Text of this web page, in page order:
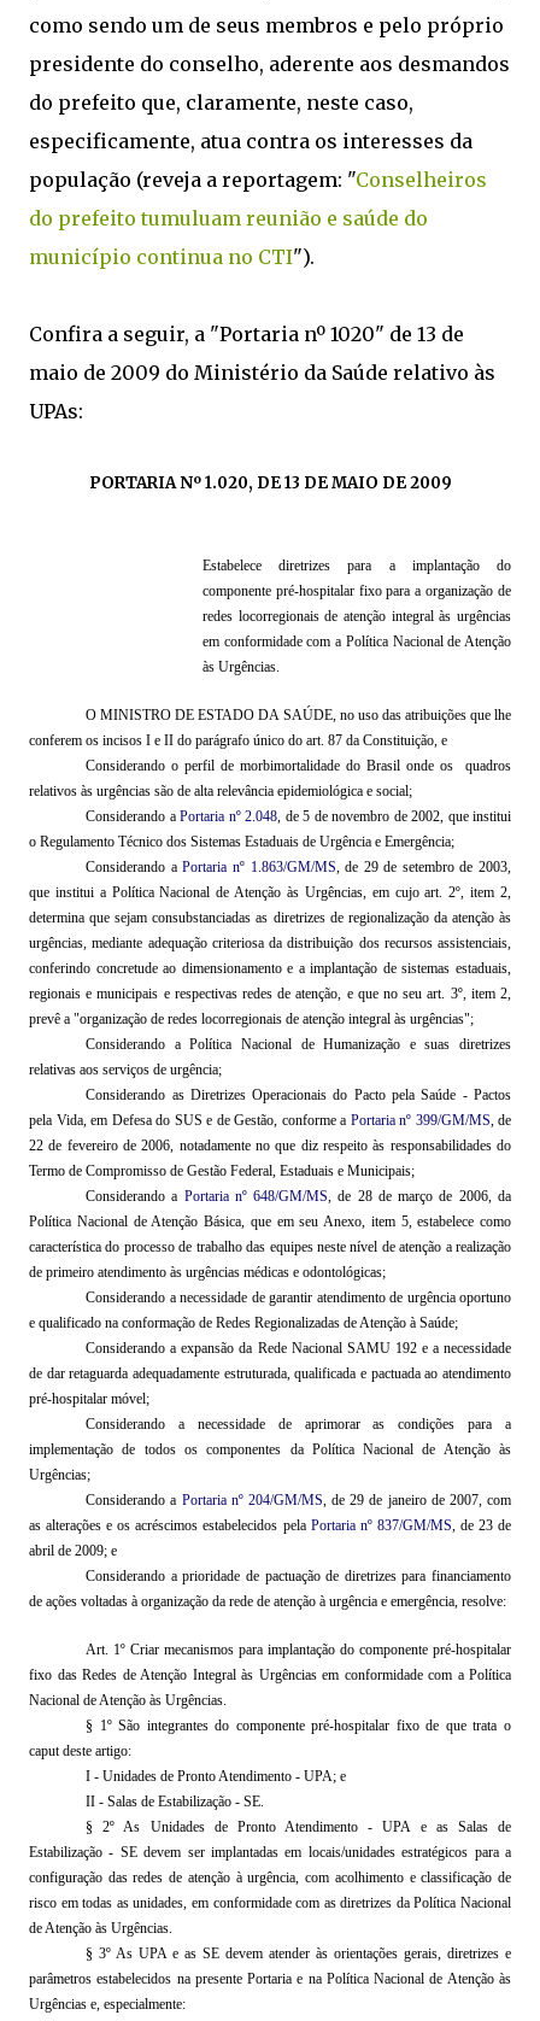
como sendo um de seus membros e pelo próprio
presidente do conselho, aderente aos desmandos
do prefeito que, claramente, neste caso,
especificamente, atua contra os interesses da
população (reveja a reportagem: "Conselheiros
do prefeito tumuluam reunião e saúde do
município continua no CTI").
Confira a seguir, a "Portaria nº 1020" de 13 de
maio de 2009 do Ministério da Saúde relativo às
UPAs:
PORTARIA Nº 1.020, DE 13 DE MAIO DE 2009
Estabelece diretrizes para a implantação do
componente pré-hospitalar fixo para a organização de
redes locorregionaisde atenção integral às urgências
em conformidade com a Política Nacional de Atenção
às Urgências.
O MINISTRO DE ESTADO DA SAÚDE, no uso das atribuições que lhe
conferem os incisos I e II do parágrafo único do art. 87 da Constituição, e
Considerando o perfil demorbimortalidade do Brasil onde os
quadros
relativos às urgências são de alta relevância epidemiológica e social;
Considerando aPortaria nº 2.048, de5 de novembro de 2002, que institui
o Regulamento Técnico dos Sistemas Estaduais de Urgência e Emergência;
Considerando aPortaria nº 1.863/GM/MS, de 29 de setembro de 2003,
que institui a Política Nacional de Atenção às Urgências, em cujo art. 2º, item 2,
determina que sejam consubstanciadas as diretrizes de regionalização da atenção às
urgências, mediante adequação criteriosa da distribuição dos recursos assistenciais,
conferindo concretudeao dimensionamento e a implantação de sistemas estaduais,
regionais e municipais e respectivas redes de atenção, e que no seu art. 3º, item 2,
prevê a "organização de redes locorregionais de atenção integral às urgências";
Considerando a Política Nacional de Humanização e suas diretrizes
relativas aos serviços de urgência;
Considerando as Diretrizes Operacionais do Pacto pela Saúde - Pactos
pela Vida, em Defesa do SUS e de Gestão, conforme a Portaria nº 399/GM/MS, de
22 de fevereiro de 2006, notadamente no que diz respeito às responsabilidades do
Termo de Compromisso de Gestão Federal, Estaduais e Municipais;
Considerando a Portaria nº 648/GM/MS, de 28 de março de 2006, da
Política Nacional de Atenção Básica, que em seu Anexo, item 5, estabelece como
característica do processo de trabalho das equipes neste nível de atenção a realização
de primeiro atendimento às urgências médicas e odontológicas;
Considerando a necessidade de garantir atendimento de urgência oportuno
e qualificado na conformação de Redes Regionalizadas de Atenção à Saúde;
Considerando a expansão da Rede Nacional SAMU 192 e a necessidade
de dar retaguarda adequadamente estruturada, qualificada e pactuada ao atendimento
pré-hospitalar móvel;
Considerando a necessidade de aprimorar as condições para a
implementação de todos os componentes da Política Nacional de Atenção às
Urgências;
Considerando a Portaria nº 204/GM/MS, de 29 de janeiro de 2007, com
as alterações e os acréscimos estabelecidos pela Portaria nº 837/GM/MS, de 23 de
abril de 2009; e
Considerando a prioridade de pactuaçãode diretrizes para financiamento
de ações voltadas à organização da rede de atenção à urgência e emergência, resolve:
Art. 1º Criar mecanismos para implantação do componente pré-hospitalar
fixo das Redes de Atenção Integral às Urgências em conformidade com a Política
Nacional de Atenção às Urgências.
§ 1º São integrantes do componente pré-hospitalar fixo de que trata o
caput deste artigo:
I - Unidades de Pronto Atendimento - UPA;e
II - Salas de Estabilização - SE.
§ 2º As Unidades de Pronto Atendimento - UPA e as Salas de
Estabilização - SE devem ser implantadas em locais/unidades estratégicos para a
configuração das redes de atenção à urgência, com acolhimento e classificação de
risco em todas as unidades, em conformidade com as diretrizes da Política Nacional
de Atenção às Urgências.
§ 3º As UPA e as SE devem atender às orientações gerais, diretrizes e
parâmetros estabelecidos na presente Portaria e na Política Nacional de Atenção às
Urgências e, especialmente: